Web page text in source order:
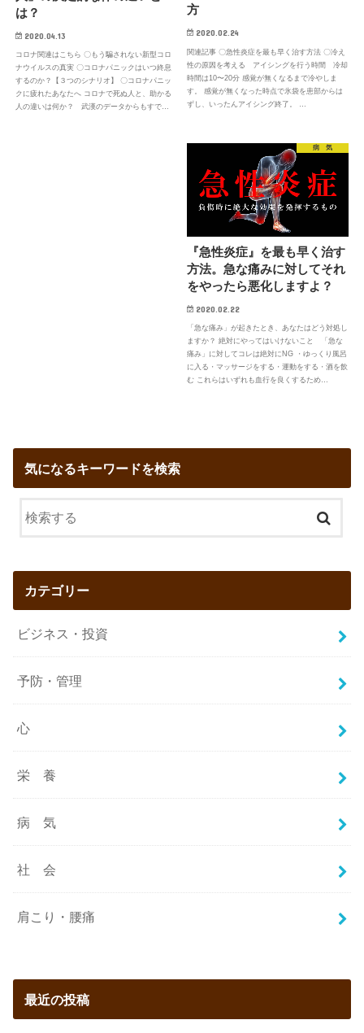
は？
2020.04.13
コロナ関連はこちら 〇もう騙されない新型コロ
ナウイルスの真実 〇コロナパニックはいつ終息
するのか？【３つのシナリオ】 〇コロナパニッ
クに疲れたあなたへ コロナで死ぬ人と、助かる
人の違いは何か？ 武漢のデータからもすで…
方
2020.02.24
関連記事 〇急性炎症を最も早く治す方法 〇冷え
性の原因を考える アイシングを行う時間 冷却
時間は10〜20分 感覚が無くなるまで冷やしま
す。 感覚が無くなった時点で氷袋を患部からは
ずし、いったんアイシング終了。 …
病 気
『急性炎症』を最も早く治す
方法。急な痛みに対してそれ
をやったら悪化しますよ？
2020.02.22
「急な痛み」が起きたとき、あなたはどう対処し
ますか？ 絶対にやってはいけないこと 「急な
痛み」に対してコレは絶対にNG ・ゆっくり風呂
に入る・マッサージをする・運動をする・酒を飲
む これらはいずれも血行を良くするため…
気になるキーワードを検索
カテゴリー
ビジネス・投資
予防・管理
心
栄 養
病 気
社 会
肩こり・腰痛
最近の投稿